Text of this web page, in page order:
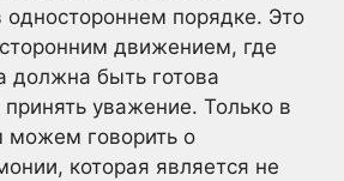
одностороннем порядке. Это
движением, где
должна быть готова
принять уважение. Только в
можем говорить о
которая является не